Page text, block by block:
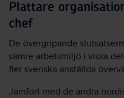
Plattare
chef
De övergripande
sämre arbetsmiljö i vissa
fler svenska anställda
Jämfört med de andra